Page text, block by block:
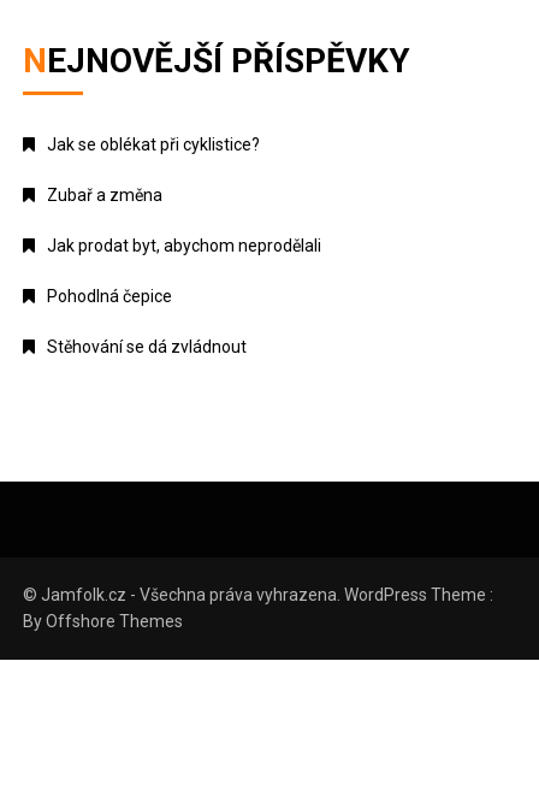
NEJNOVĚJŠÍ PŘÍSPĚVKY
Jak se oblékat při cyklistice?
Zubař a změna
Jak prodat byt, abychom neprodělali
Pohodlná čepice
Stěhování se dá zvládnout
© Jamfolk.cz - Všechna práva vyhrazena. WordPress Theme :
ByOffshore Themes